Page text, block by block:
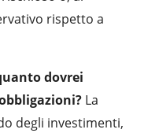
rispetto a
dovrei
La
degli investimenti,